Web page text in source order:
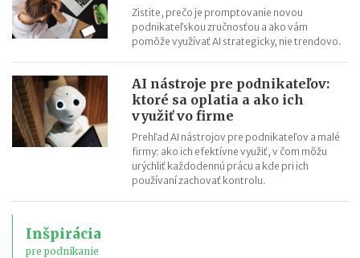
Zistite, prečo je promptovanie novou
podnikateľskou zručnosťou a ako vám
pomôže využívať AI strategicky, nie trendovo.
AI nástroje pre podnikateľov:
ktoré sa oplatia a ako ich
využiť vo firme
Prehľad AI nástrojov pre podnikateľov a malé
firmy: ako ich efektívne využiť, v čom môžu
urýchliť každodennú prácu a kde pri ich
používaní zachovať kontrolu.
Inšpirácia
pre podnikanie